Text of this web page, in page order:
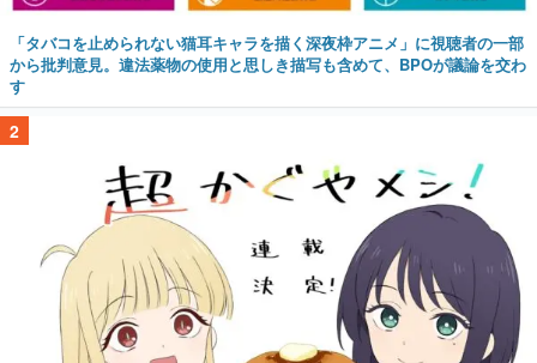
「タバコを止められない猫耳キャラを描く深夜枠アニメ」に視聴者の一部
から批判意見。違法薬物の使用と思しき描写も含めて、BPOが議論を交わ
す
2